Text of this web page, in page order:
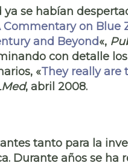
se habían
Commentary on Blue
and Beyond«,
con detalle
«They really are
, abril 2008.
tanto para la
Durante años se ha